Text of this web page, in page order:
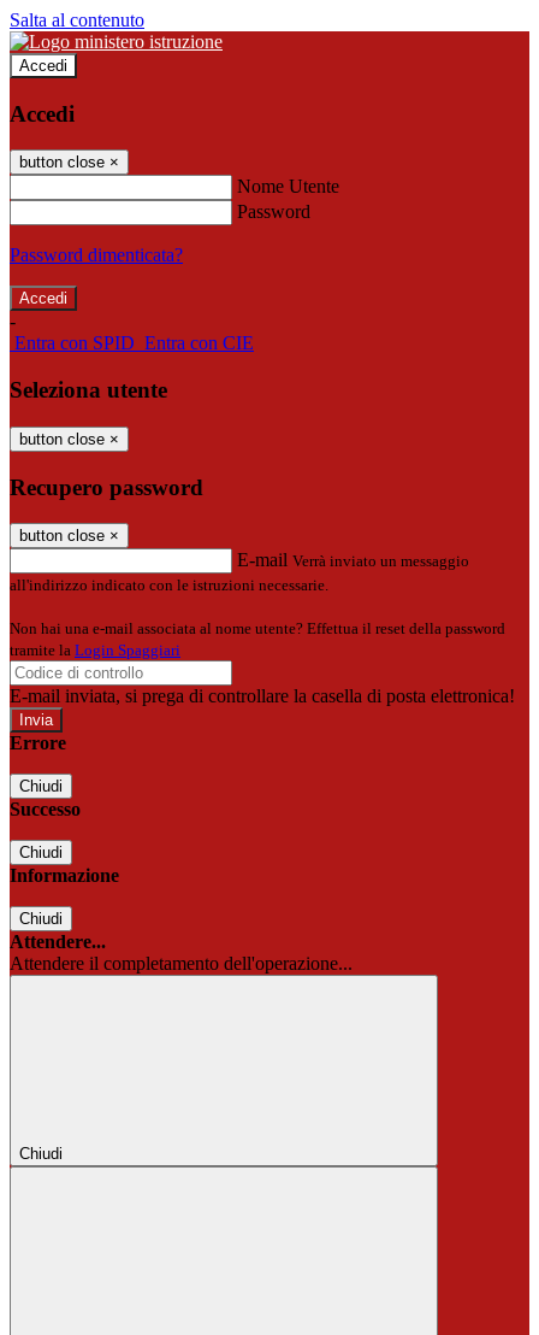
Salta al contenuto
Accedi
Accedi
button close ×
Nome Utente
Password
Password dimenticata?
-
Entra con SPID Entra con CIE
Seleziona utente
button close ×
Recupero password
button close ×
E-mail Verrà inviato un messaggio
all'indirizzo indicato con le istruzioni necessarie.
Non hai una e-mail associata al nome utente? Effettua il reset della password
tramite la Login Spaggiari
E-mail inviata, si prega di controllare la casella di posta elettronica!
Errore
Chiudi
Successo
Chiudi
Informazione
Chiudi
Attendere...
Attendere il completamento dell'operazione...
Chiudi